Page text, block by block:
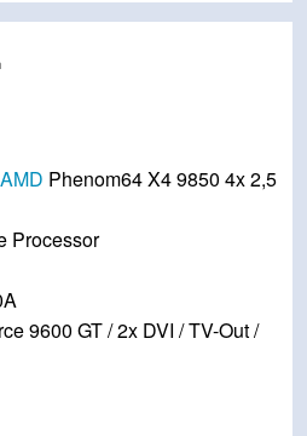
AMD Phenom64 X4 9850 4x 2,5
Processor
9600 GT / 2x DVI / TV-Out /